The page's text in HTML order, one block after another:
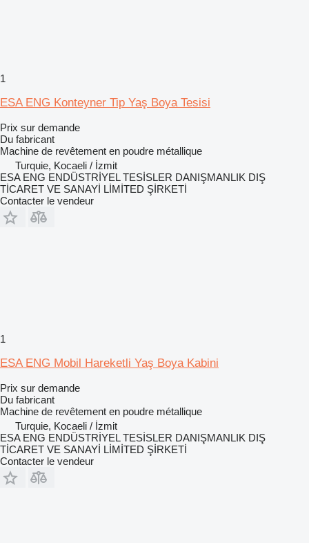
1
ESA ENG Konteyner Tip Yaş Boya Tesisi
Prix sur demande
Du fabricant
Machine de revêtement en poudre métallique
Turquie, Kocaeli / İzmit
ESA ENG ENDÜSTRİYEL TESİSLER DANIŞMANLIK DIŞ
TİCARET VE SANAYİ LİMİTED ŞİRKETİ
Contacter le vendeur
1
ESA ENG Mobil Hareketli Yaş Boya Kabini
Prix sur demande
Du fabricant
Machine de revêtement en poudre métallique
Turquie, Kocaeli / İzmit
ESA ENG ENDÜSTRİYEL TESİSLER DANIŞMANLIK DIŞ
TİCARET VE SANAYİ LİMİTED ŞİRKETİ
Contacter le vendeur